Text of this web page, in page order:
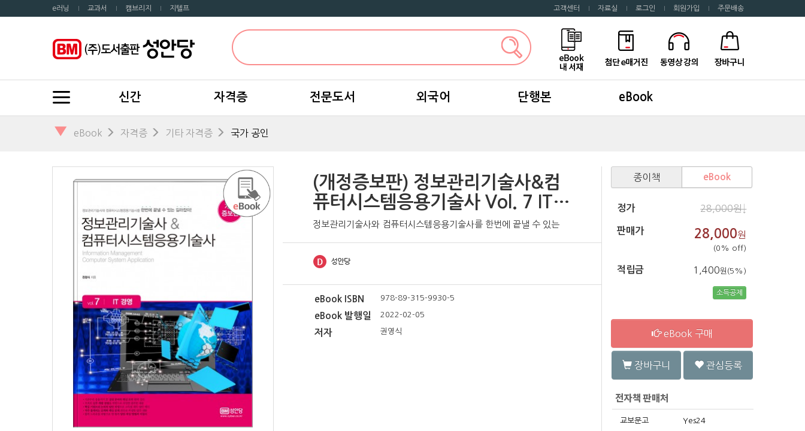
e러닝 교과서 캠브리지 지텔프 고객센터 자료실 로그인 회원가입 주문배송
신간 자격증 전문도서 외국어 단행본 eBook
▼ eBook 자격증 기타 자격증 국가 공인
(개정증보판) 정보관리기술사&컴
퓨터시스템응용기술사 Vol. 7 IT
경영
정보관리기술사와 컴퓨터시스템응용기술사를 한번에 끝낼 수 있는
eBook ISBN 978-89-315-9930-5
eBook 발행일 2022-02-05
저자 권영식
종이책 eBook
정가 28,000원↓
판매가 28,000원
(0% off)
적립금 1,400원(5%)
소득공제
eBook 구매
장바구니 관심등록
교보문고 Yes24